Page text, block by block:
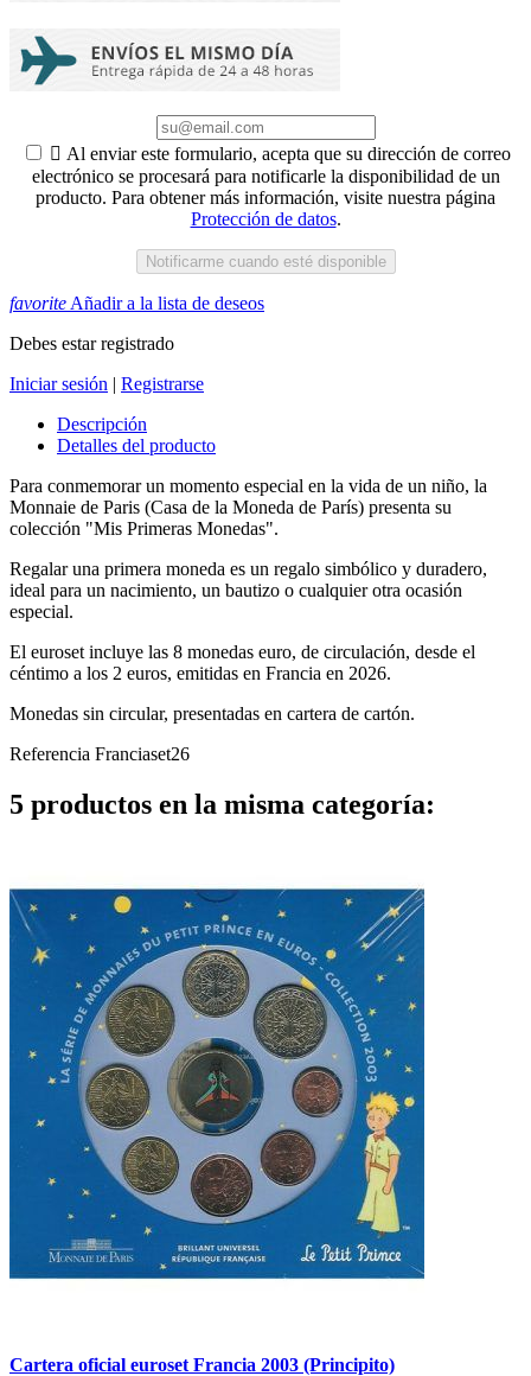
 Al enviar este formulario, acepta que su dirección de correo
electrónico se procesará para notificarle la disponibilidad de un
producto. Para obtener más información, visite nuestra página
Protección de datos.
Notificarme cuando esté disponible
favorite Añadir a la lista de deseos
Debes estar registrado
Iniciar sesión | Registrarse
Descripción
Detalles del producto
Para conmemorar un momento especial en la vida de un niño, la
Monnaie de Paris (Casa de la Moneda de París) presenta su
colección "Mis Primeras Monedas".
Regalar una primera moneda es un regalo simbólico y duradero,
ideal para un nacimiento, un bautizo o cualquier otra ocasión
especial.
El euroset incluye las 8 monedas euro, de circulación, desde el
céntimo a los 2 euros, emitidas en Francia en 2026.
Monedas sin circular, presentadas en cartera de cartón.
Referencia Franciaset26
5 productos en la misma categoría:
Cartera oficial euroset Francia 2003 (Principito)